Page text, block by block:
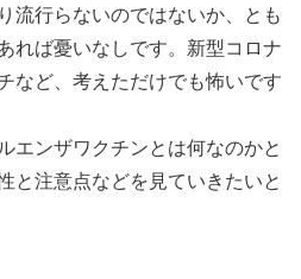
流行らないのではないか、とも
れば憂いなしです。新型コロナ
など、考えただけでも怖いです
エンザワクチンとは何なのかと
と注意点などを見ていきたいと